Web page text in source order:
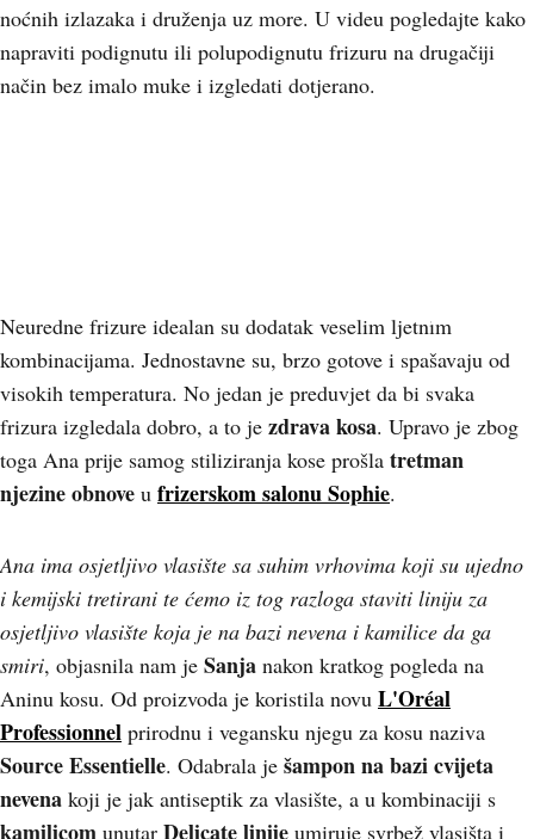
noćnih izlazaka i druženja uz more. U videu pogledajte kako
napraviti podignutu ili polupodignutu frizuru na drugačiji
način bez imalo muke i izgledati dotjerano.
+
Neuredne frizure idealan su dodatak veselim ljetnim
kombinacijama. Jednostavne su, brzo gotove i spašavaju od
visokih temperatura. No jedan je preduvjet da bi svaka
frizura izgledala dobro, a to je zdrava kosa. Upravo je zbog
toga Ana prije samog stiliziranja kose prošla tretman
njezine obnove u frizerskom salonu Sophie.
Ana ima osjetljivo vlasište sa suhim vrhovima koji su ujedno
i kemijski tretirani te ćemo iz tog razloga staviti liniju za
osjetljivo vlasište koja je na bazi nevena i kamilice da ga
smiri, objasnila nam je Sanja nakon kratkog pogleda na
Aninu kosu. Od proizvoda je koristila novu L'Oréal
Professionnel prirodnu i vegansku njegu za kosu naziva
Source Essentielle. Odabrala je šampon na bazi cvijeta
nevena koji je jak antiseptik za vlasište, a u kombinaciji s
kamilicom unutar Delicate linije umiruje svrbež vlasišta i